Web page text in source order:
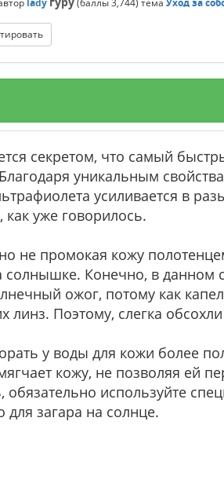
lady (баллы3,744) тема Уход за
секретом, что самый
уникальным
усиливается в
уже говорилось.
не промокая кожу
солнышке. Конечно, в данном
ожог, потому как
линз. Поэтому, слегка
у воды для кожи более
кожу, не позволяя ей
обязательно используйте
для загара на солнце.